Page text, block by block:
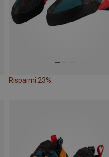
Risparmi 23%